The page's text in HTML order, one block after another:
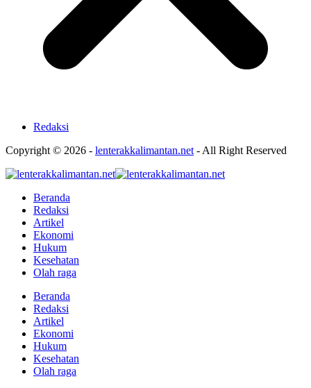
Redaksi
Copyright © 2026 - lenterakkalimantan.net - All Right Reserved
Beranda
Redaksi
Artikel
Ekonomi
Hukum
Kesehatan
Olah raga
Beranda
Redaksi
Artikel
Ekonomi
Hukum
Kesehatan
Olah raga